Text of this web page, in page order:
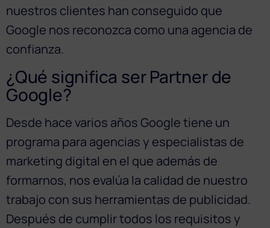
nuestros clientes han conseguido que
Google nos reconozca como una agencia de
confianza.
¿Qué significa ser Partner de
Google?
Desde hace varios años Google tiene un
programa para agencias y especialistas de
marketing digital en el que además de
formarnos, nos evalúa la calidad de nuestro
trabajo con sus herramientas de publicidad.
Después de cumplir todos los requisitos y